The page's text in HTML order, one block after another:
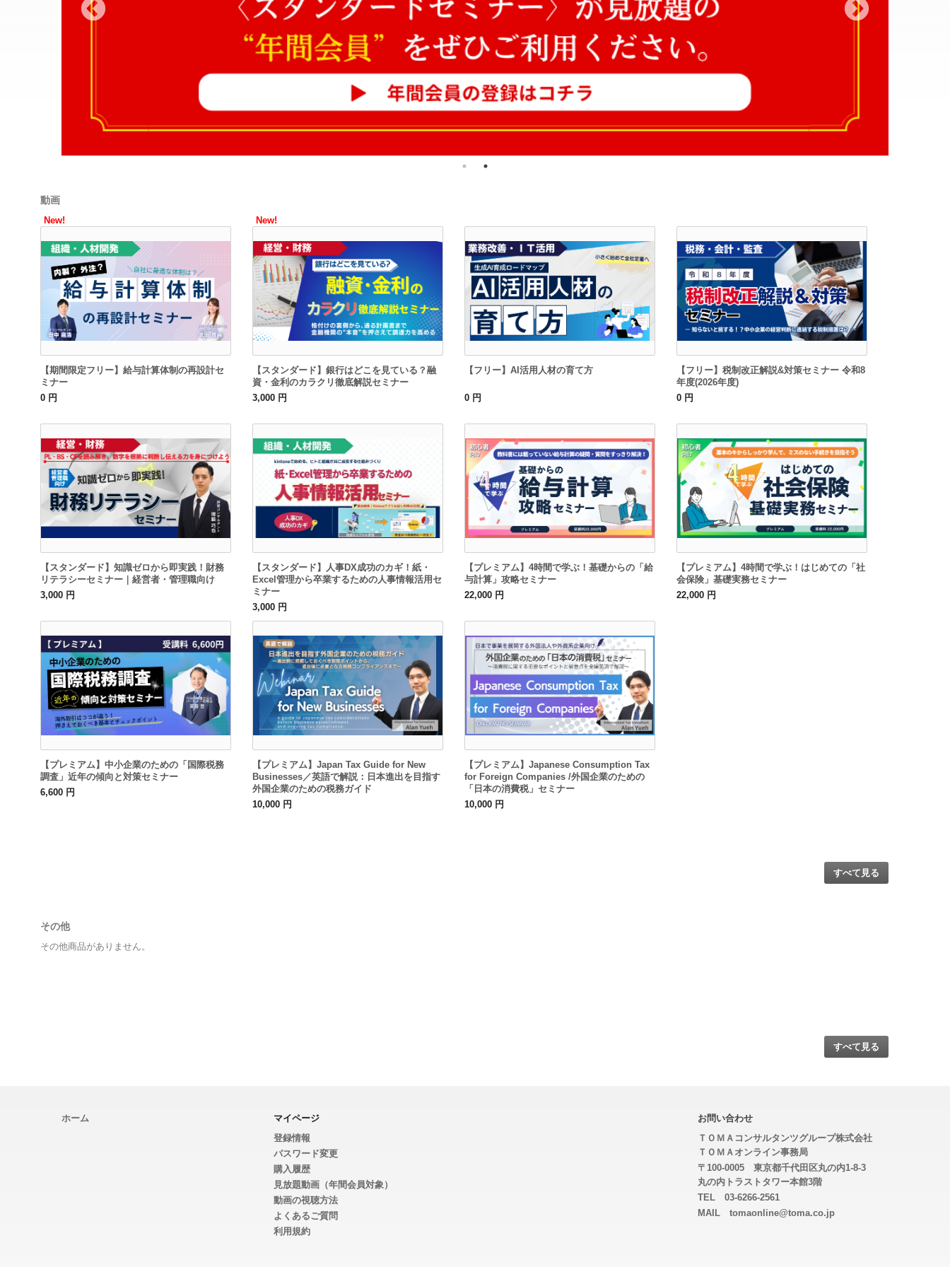
動画
New!
【期間限定フリー】給与計算体制の再設計セ
ミナー
0 円
New!
【スタンダード】銀行はどこを見ている？融
資・金利のカラクリ徹底解説セミナー
3,000 円
【フリー】AI活用人材の育て方
0 円
【フリー】税制改正解説&対策セミナー 令和8
年度(2026年度)
0 円
【スタンダード】知識ゼロから即実践！財務
リテラシーセミナー｜経営者・管理職向け
3,000 円
【スタンダード】人事DX成功のカギ！紙・
Excel管理から卒業するための人事情報活用セ
ミナー
3,000 円
【プレミアム】4時間で学ぶ！基礎からの「給
与計算」攻略セミナー
22,000 円
【プレミアム】4時間で学ぶ！はじめての「社
会保険」基礎実務セミナー
22,000 円
【プレミアム】中小企業のための「国際税務
調査」近年の傾向と対策セミナー
6,600 円
【プレミアム】Japan Tax Guide for New
Businesses／英語で解説：日本進出を目指す
外国企業のための税務ガイド
10,000 円
【プレミアム】Japanese Consumption Tax
for Foreign Companies /外国企業のための
「日本の消費税」セミナー
10,000 円
すべて見る
その他
その他商品がありません。
すべて見る
ホーム
マイページ
登録情報
パスワード変更
購入履歴
見放題動画（年間会員対象）
動画の視聴方法
よくあるご質問
利用規約
お問い合わせ
ＴＯＭＡコンサルタンツグループ株式会社
ＴＯＭＡオンライン事務局
〒100-0005 東京都千代田区丸の内1-8-3
丸の内トラストタワー本館3階
TEL 03-6266-2561
MAIL tomaonline@toma.co.jp